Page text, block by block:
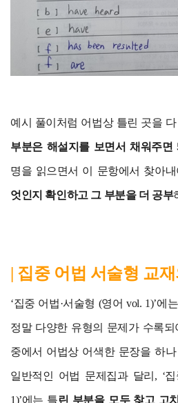
예시 풀이처럼 어법상 틀린 곳을
부분은 해설지를 보면서 채워주면
명을 읽으면서 이 문항에서 찾아
엇인지 확인하고 그 부분을 더 공부
| 집중 어법 서술형 교재
‘집중 어법·서술형 (영어 vol. 1)’에
정말 다양한 유형의 문제가 수록되
중에서 어법상 어색한 문장을 하
일반적인 어법 문제집과 달리, ‘
1)’에는 틀린 부분을 모두 찾고 고